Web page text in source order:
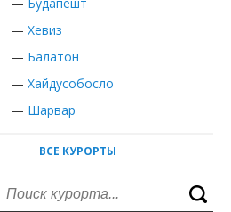
— Хевиз
— Балатон
— Хайдусобосло
— Шарвар
ВСЕ КУРОРТЫ